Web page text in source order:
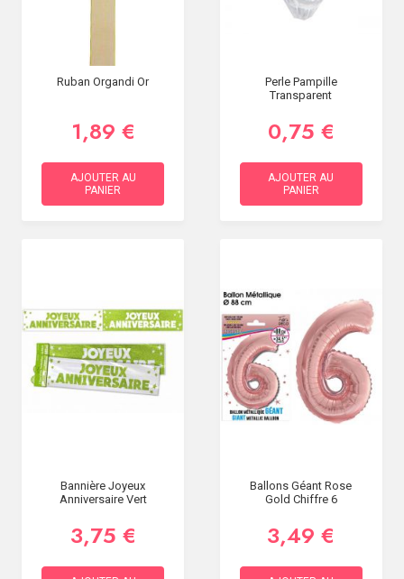
Ruban Organdi Or
1,89 €
AJOUTER AU
PANIER
Perle Pampille
Transparent
0,75 €
AJOUTER AU
PANIER
Bannière Joyeux
Anniversaire Vert
3,75 €
Ballons Géant Rose
Gold Chiffre 6
3,49 €